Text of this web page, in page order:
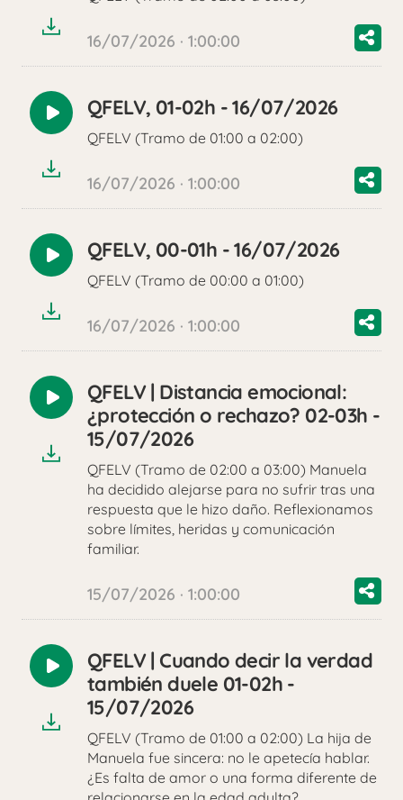
16/07/2026 · 1:00:00
Reproducir
audio
QFELV, 01-02h - 16/07/2026
QFELV (Tramo de 01:00 a 02:00)
16/07/2026 · 1:00:00
Reproducir
audio
QFELV, 00-01h - 16/07/2026
QFELV (Tramo de 00:00 a 01:00)
16/07/2026 · 1:00:00
Reproducir
audio
QFELV | Distancia emocional:
¿protección o rechazo? 02-03h -
15/07/2026
QFELV (Tramo de 02:00 a 03:00) Manuela
ha decidido alejarse para no sufrir tras una
respuesta que le hizo daño. Reflexionamos
sobre límites, heridas y comunicación
familiar.
15/07/2026 · 1:00:00
Reproducir
audio
QFELV | Cuando decir la verdad
también duele 01-02h -
15/07/2026
QFELV (Tramo de 01:00 a 02:00) La hija de
Manuela fue sincera: no le apetecía hablar.
¿Es falta de amor o una forma diferente de